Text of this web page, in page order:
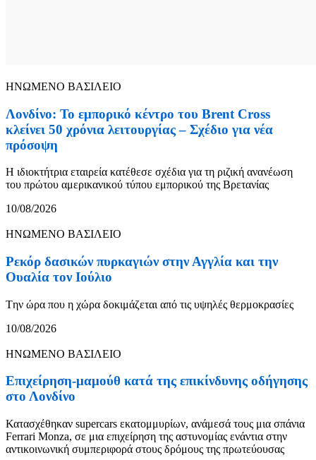
ΗΝΩΜΕΝΟ ΒΑΣΙΛΕΙΟ
Λονδίνο: Το εμπορικό κέντρο του Brent Cross
κλείνει 50 χρόνια λειτουργίας – Σχέδιο για νέα
πρόσοψη
Η ιδιοκτήτρια εταιρεία κατέθεσε σχέδια για τη ριζική ανανέωση
του πρώτου αμερικανικού τύπου εμπορικού της Βρετανίας
10/08/2026
ΗΝΩΜΕΝΟ ΒΑΣΙΛΕΙΟ
Ρεκόρ δασικών πυρκαγιών στην Αγγλία και την
Ουαλία τον Ιούλιο
Tην ώρα που η χώρα δοκιμάζεται από τις υψηλές θερμοκρασίες
10/08/2026
ΗΝΩΜΕΝΟ ΒΑΣΙΛΕΙΟ
Επιχείρηση-μαμούθ κατά της επικίνδυνης οδήγησης
στο Λονδίνο
Κατασχέθηκαν supercars εκατομμυρίων, ανάμεσά τους μια σπάνια
Ferrari Monza, σε μια επιχείρηση της αστυνομίας ενάντια στην
αντικοινωνική συμπεριφορά στους δρόμους της πρωτεύουσας